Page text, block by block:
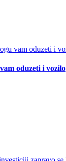
oduzeti i vozilo